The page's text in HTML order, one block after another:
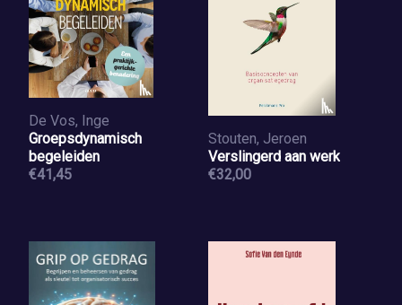
De Vos, Inge
Groepsdynamisch
begeleiden
€41,45
Stouten, Jeroen
Verslingerd aan werk
€32,00